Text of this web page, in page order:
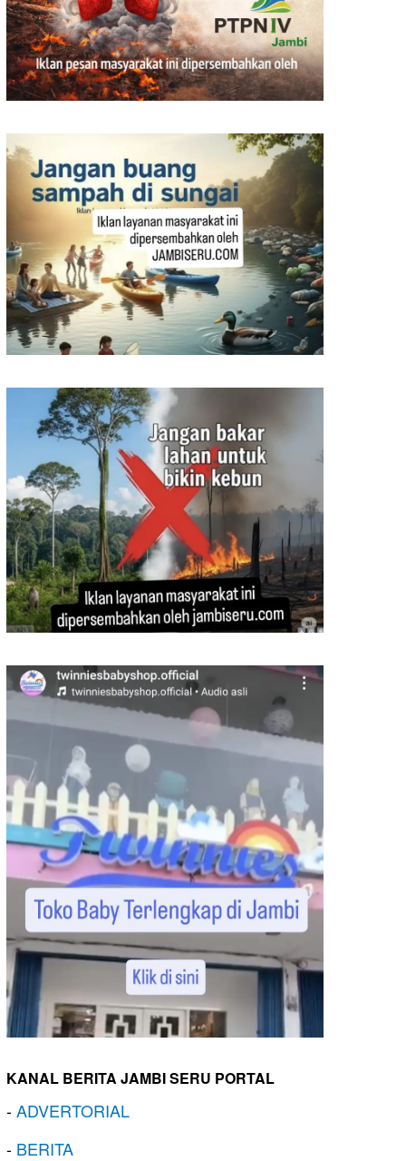
KANAL BERITA JAMBI SERU PORTAL
-ADVERTORIAL
- BERITA